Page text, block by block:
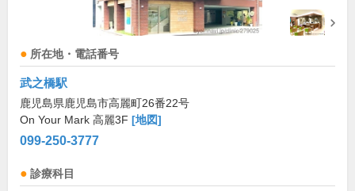
所在地・電話番号
武之橋駅
鹿児島県鹿児島市高麗町26番22号
On Your Mark 高麗3F [地図]
099-250-3777
診療科目